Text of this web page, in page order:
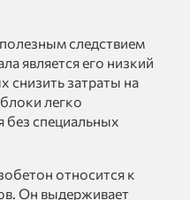
следствием
является его низкий
снизить затраты на
легко
специальных
относится к
Он выдерживает